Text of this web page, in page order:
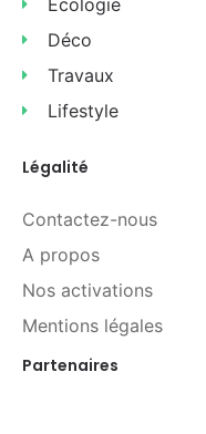
Déco
Travaux
Lifestyle
Légalité
Contactez-nous
A propos
Nos activations
Mentions légales
Partenaires